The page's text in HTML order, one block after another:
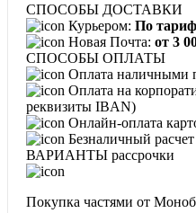
СПОСОБЫ ДОСТАВКИ
Курьером: По
Новая Почта: от 3
СПОСОБЫ ОПЛАТЫ
Оплата наличными
Оплата на
реквизиты IBAN)
Онлайн-оплата
Безналичный
ВАРИАНТЫ рассрочки
Покупка частями от